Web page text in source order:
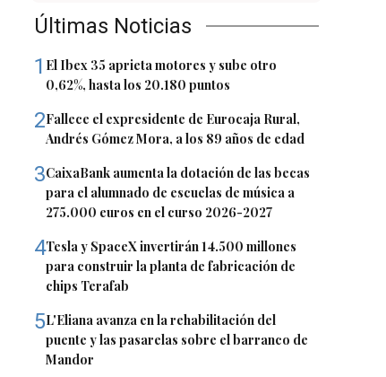
Últimas Noticias
1 El Ibex 35 aprieta motores y sube otro
0,62%, hasta los 20.180 puntos
2Fallece el expresidente de Eurocaja Rural,
Andrés Gómez Mora, a los 89 años de edad
3CaixaBank aumenta la dotación de las becas
para el alumnado de escuelas de música a
275.000 euros en el curso 2026-2027
4Tesla y SpaceX invertirán 14.500 millones
para construir la planta de fabricación de
chips Terafab
5L'Eliana avanza en la rehabilitación del
puente y las pasarelas sobre el barranco de
Mandor